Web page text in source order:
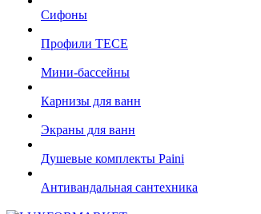
Сифоны
Профили TECE
Мини-бассейны
Карнизы для ванн
Экраны для ванн
Душевые комплекты Paini
Антивандальная сантехника